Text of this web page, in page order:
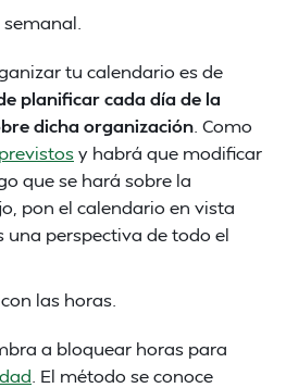
tu calendario es de
planificar cada día de la
dicha organización . Como
y habrá que modificar
que se hará sobre la
pon el calendario en vista
una perspectiva de todo el
las horas.
a bloquear horas para
. El método se conoce